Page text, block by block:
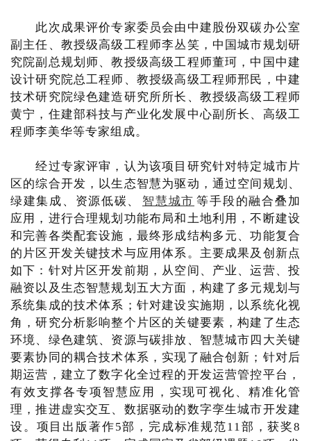
此次成果评价专家委员会由中建股份双碳办公室
副主任、教授级高级工程师李丛笑，中国城市规划研
究院副总规划师、教授级高级工程师董珂，中国中建
设计研究院总工程师、教授级高级工程师邢民，中建
技术研究院绿色建造研究所所长、教授级高级工程师
黄宁，住建部科技与产业化发展中心副所长、高级工
程师李美华等专家组成。
经过专家评审，认为该项目研究针对特定城市片
区的综合开发，以生态智慧为驱动，通过空间规划、
绿建集成、资源低碳、
智慧城市 等手段的融合叠加
应用，进行合理规划功能布局和土地利用，不断建设
和完善各类配套设施，最终形成结构多元、功能复合
的片区开发关键技术与应用体系。主要成果及创新点
如下：针对片区开发前期，从空间、产业、运营、投
融资以及生态智慧规划五大方面，构建了多元规划与
系统集成的技术体系；针对建设实施期，以系统化视
角，研究分析影响整个片区的关键要素，构建了生态
环境、绿色建筑、资源与碳排放、智慧城市四大关键
要素协同的耦合技术体系，实现了融合创新；针对后
期运营，建立了数字化全过程的开发运营管控平台，
有效支撑各专项智慧应用，实现可视化、精准化管
理，推进虚实交互、数据驱动的数字孪生城市开发建
设。项目出版著作5部，完成标准规范11部，获奖8